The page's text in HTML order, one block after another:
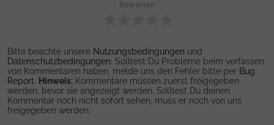
Bewerten
Bitte beachte unsere Nutzungsbedingungen und
Datenschutzbedingungen. Solltest Du Probleme beim verfassen
von Kommentaren haben, melde uns den Fehler bitte per Bug
Report. Hinweis: Kommentare müssen zuerst freigegeben
werden, bevor sie angezeigt werden. Solltest Du deinen
Kommentar noch nicht sofort sehen, muss er noch von uns
freigegeben werden.